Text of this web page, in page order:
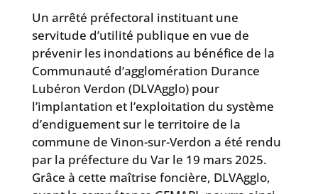
Un arrêté préfectoral instituant une
servitude d’utilité publique en vue de
prévenir les inondations au bénéfice de la
Communauté d’agglomération Durance
Lubéron Verdon (DLVAgglo) pour
l’implantation et l’exploitation du système
d’endiguement sur le territoire de la
commune de Vinon-sur-Verdon a été rendu
par la préfecture du Var le 19 mars 2025.
Grâce à cette maîtrise foncière, DLVAgglo,